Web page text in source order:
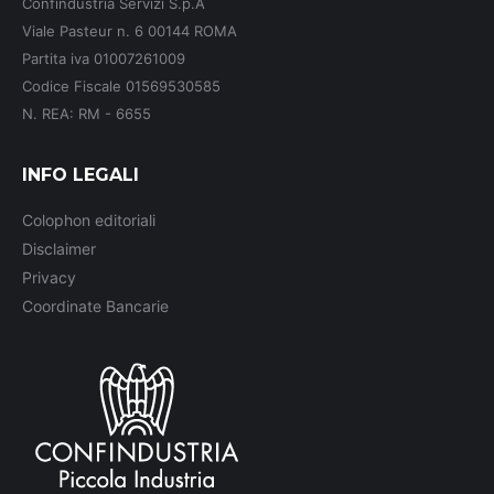
new
window
new
windowwindow
Confindustria Servizi S.p.A
Viale Pasteur n. 6 00144 ROMA
Partita iva 01007261009
Codice Fiscale 01569530585
N. REA: RM - 6655
INFO LEGALI
Colophon editoriali
Disclaimer
Privacy
Coordinate Bancarie